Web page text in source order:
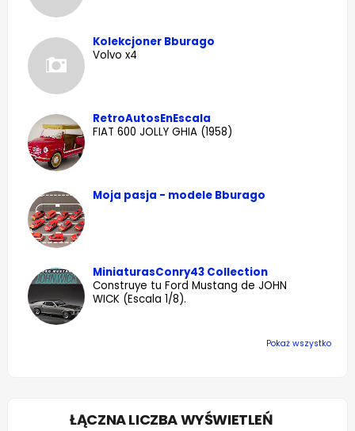
Kolekcjoner Bburago
Volvo x4
RetroAutosEnEscala
FIAT 600 JOLLY GHIA (1958)
Moja pasja - modele Bburago
MiniaturasConry43 Collection
Construye tu Ford Mustang de JOHN
WICK (Escala 1/8).
Pokaż wszystko
ŁĄCZNA LICZBA WYŚWIETLEŃ